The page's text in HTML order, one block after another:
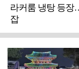
라커룸 냉탕 등장
잡